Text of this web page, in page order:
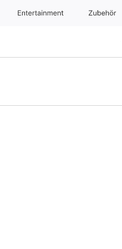
Entertainment Zubehör